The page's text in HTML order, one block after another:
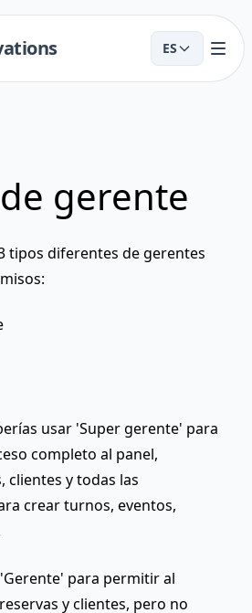
ES
gerente
tipos diferentes de gerentes
usar 'Super gerente' para
completo al panel,
clientes y todas las
crear turnos, eventos,
'Gerente' para permitir al
y clientes, pero no